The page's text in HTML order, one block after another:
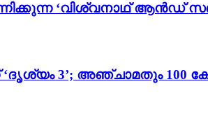
‘വിശ്വനാഥ് ആൻഡ്
‘ദൃശ്യം 3’; അഞ്ചാമതും